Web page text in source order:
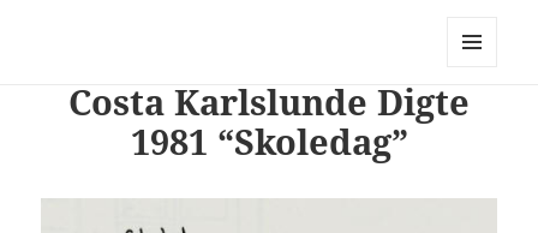
PhotoStory – en rejse i billeder og
OG
WIDGETS
Costa Karlslunde Digte
1981 “Skoledag”